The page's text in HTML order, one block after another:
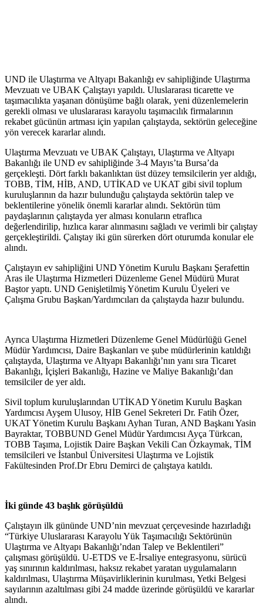
UND ile Ulaştırma ve Altyapı Bakanlığı ev sahipliğinde Ulaştırma
Mevzuatı ve UBAK Çalıştayı yapıldı. Uluslararası ticarette ve
taşımacılıkta yaşanan dönüşüme bağlı olarak, yeni düzenlemelerin
gerekli olması ve uluslararası karayolu taşımacılık firmalarının
rekabet gücünün artması için yapılan çalıştayda, sektörün geleceğine
yön verecek kararlar alındı.
Ulaştırma Mevzuatı ve UBAK Çalıştayı, Ulaştırma ve Altyapı
Bakanlığı ile UND ev sahipliğinde 3-4 Mayıs’ta Bursa’da
gerçekleşti. Dört farklı bakanlıktan üst düzey temsilcilerin yer aldığı,
TOBB, TİM, HİB, AND, UTİKAD ve UKAT gibi sivil toplum
kuruluşlarının da hazır bulunduğu çalıştayda sektörün talep ve
beklentilerine yönelik önemli kararlar alındı. Sektörün tüm
paydaşlarının çalıştayda yer alması konuların etraflıca
değerlendirilip, hızlıca karar alınmasını sağladı ve verimli bir çalıştay
gerçekleştirildi. Çalıştay iki gün sürerken dört oturumda konular ele
alındı.
Çalıştayın ev sahipliğini UND Yönetim Kurulu Başkanı Şerafettin
Aras ile Ulaştırma Hizmetleri Düzenleme Genel Müdürü Murat
Baştor yaptı. UND Genişletilmiş Yönetim Kurulu Üyeleri ve
Çalışma Grubu Başkan/Yardımcıları da çalıştayda hazır bulundu.
Ayrıca Ulaştırma Hizmetleri Düzenleme Genel Müdürlüğü Genel
Müdür Yardımcısı, Daire Başkanları ve şube müdürlerinin katıldığı
çalıştayda, Ulaştırma ve Altyapı Bakanlığı’nın yanı sıra Ticaret
Bakanlığı, İçişleri Bakanlığı, Hazine ve Maliye Bakanlığı’dan
temsilciler de yer aldı.
Sivil toplum kuruluşlarından UTİKAD Yönetim Kurulu Başkan
Yardımcısı Ayşem Ulusoy, HİB Genel Sekreteri Dr. Fatih Özer,
UKAT Yönetim Kurulu Başkanı Ayhan Turan, AND Başkanı Yasin
Bayraktar, TOBBUND Genel Müdür Yardımcısı Ayça Türkcan,
TOBB Taşıma, Lojistik Daire Başkan Vekili Can Özkaymak, TİM
temsilcileri ve İstanbul Üniversitesi Ulaştırma ve Lojistik
Fakültesinden Prof.Dr Ebru Demirci de çalıştaya katıldı.
İki günde 43 başlık görüşüldü
Çalıştayın ilk gününde UND’nin mevzuat çerçevesinde hazırladığı
“Türkiye Uluslararası Karayolu Yük Taşımacılığı Sektörünün
Ulaştırma ve Altyapı Bakanlığı’ndan Talep ve Beklentileri”
çalışması görüşüldü. U-ETDS ve E-İrsaliye entegrasyonu, sürücü
yaş sınırının kaldırılması, haksız rekabet yaratan uygulamaların
kaldırılması, Ulaştırma Müşavirliklerinin kurulması, Yetki Belgesi
sayılarının azaltılması gibi 24 madde üzerinde görüşüldü ve kararlar
alındı.